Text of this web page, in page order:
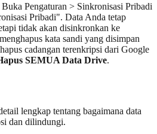
Buka Pengaturan > Sinkronisasi Pribadi
Pribadi". Data Anda tetap
tidak akan disinkronkan ke
kata sandi yang disimpan
cadangan terenkripsi dari Google
SEMUA Data Drive.
lengkap tentang bagaimana data
dan dilindungi.